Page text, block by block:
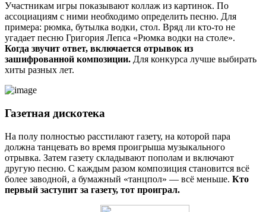
Участникам игры показывают коллаж из картинок. По
ассоциациям с ними необходимо определить песню. Для
примера: рюмка, бутылка водки, стол. Вряд ли кто-то не
угадает песню Григория Лепса «Рюмка водки на столе».
Когда звучит ответ, включается отрывок из
зашифрованной композиции. Для конкурса лучше выбирать
хиты разных лет.
Газетная дискотека
На полу полностью расстилают газету, на которой пара
должна танцевать во время проигрыша музыкального
отрывка. Затем газету складывают пополам и включают
другую песню. С каждым разом композиция становится всё
более заводной, а бумажный «танцпол» — всё меньше. Кто
первый заступит за газету, тот проиграл.